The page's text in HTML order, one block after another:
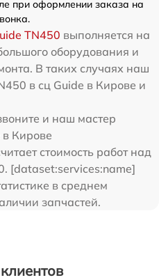
при оформлении заказа на
TN450 выполняется на
оборудования и
В таких случаях наш
в сц Guide в Кирове и
и наш мастер
в Кирове
стоимость работ над
[dataset:services:name]
в среднем
запчастей.